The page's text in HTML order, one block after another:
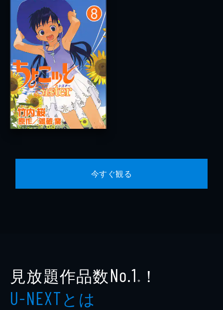
今すぐ観る
見放題作品数No.1 ※ ！
U-NEXTとは